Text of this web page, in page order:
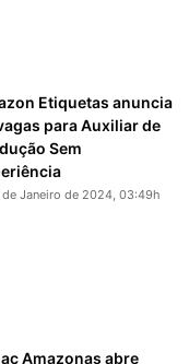
Etiquetas anuncia
para Auxiliar de
Sem
de Janeiro de 2024, 03:49h
Amazonas abre